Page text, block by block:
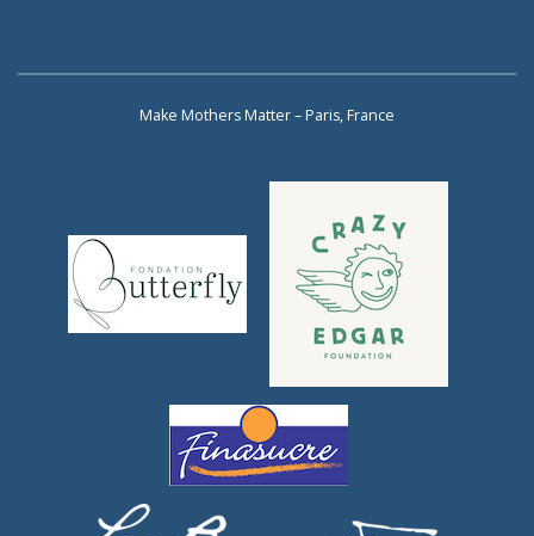
Make Mothers Matter – Paris, France